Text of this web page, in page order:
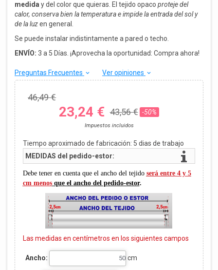
medida y del color que quieras. El tejido opaco proteje del
calor, conserva bien la temperatura e impide la entrada del sol y
de la luzen general.
Se puede instalar indistintamente a pared o techo.
ENVÍO: 3 a 5 Días. ¡Aprovecha la oportunidad: Compra ahora!
Preguntas Frecuentes keyboard_arrow_down Ver opiniones keyboard_arrow_down
46,49 €
23,24 € 43,56 € -50%
Impuestos incluidos
Tiempo aproximado de fabricación: 5 dias de trabajo
MEDIDAS del pedido-estor:
Debe tener en cuenta que el ancho del tejido será entre 4 y 5
cm menosque el ancho del pedido-estor.
Las medidas en centímetros en los siguientes campos
Ancho: cm